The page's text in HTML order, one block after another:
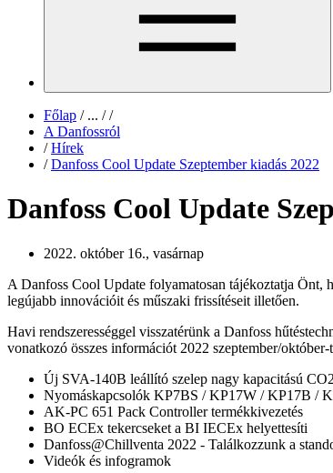
Főlap /... / /
A Danfossról
/ Hírek
/ Danfoss Cool Update Szeptember kiadás 2022
Danfoss Cool Update
2022. október 16., vasárnap
A Danfoss Cool Update folyamatosan tájékoztatja Önt,
legújabb innovációit és műszaki frissítéseit illetően.
Havi rendszerességgel visszatérünk a Danfoss
vonatkozó összes információt 2022 szeptember/
Új SVA-140B leállító szelep nagy kapacitású
Nyomáskapcsolók KP7BS / KP17W / KP17B
AK-PC 651 Pack Controller termékkivezetés
BO ECEx tekercseket a BI IECEx helyettesíti
Danfoss@Chillventa 2022 - Találkozzunk a
Videók és infogramok